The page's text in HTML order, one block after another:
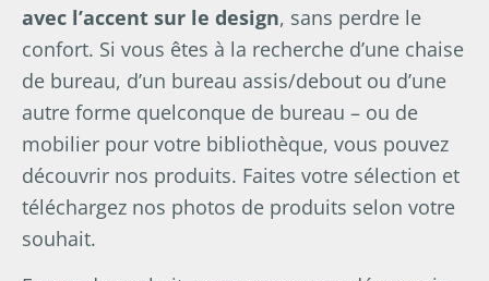
avec l’accent sur le design, sans perdre le
confort. Si vous êtes à la recherche d’une chaise
de bureau, d’un bureau assis/debout ou d’une
autre forme quelconque de bureau – ou de
mobilier pour votre bibliothèque, vous pouvez
découvrir nos produits. Faites votre sélection et
téléchargez nos photos de produits selon votre
souhait.